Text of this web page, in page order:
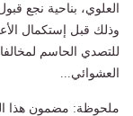
العلوي، بناحية نجع
وذلك قبل إستكمال
للتصدي الحاسم
العشوائي...
ملحوظة: مضمون هذا